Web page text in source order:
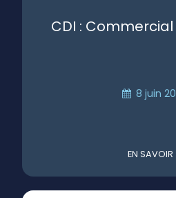
CDI :
8 juin
EN SAVOIR